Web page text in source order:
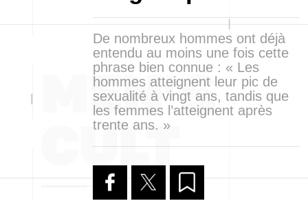
De nombreux hommes ont déjà
entendu au moins une fois cette
phrase bien connue : « Les
hommes atteignent leur pic de
sexualité à vingt ans, tandis que
les femmes l’atteignent après
trente ans. »